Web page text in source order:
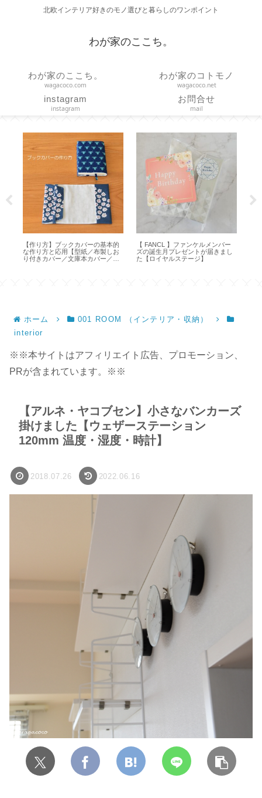
北欧インテリア好きのモノ選びと暮らしのワンポイント
わが家のここち。
わが家のここち。
wagacoco.com
わが家のコトモノ
wagacoco.net
instagram
instagram
お問合せ
mail
【作り方】ブックカバーの基本的
な作り方と応用【型紙／布製しお
り付きカバー／文庫本カバー／ハ
【 FANCL 】ファンケルメンバー
ズの誕生月プレゼントが届きまし
た【ロイヤルステージ】
ホーム
001 ROOM （インテリア・収納）
interior
※※本サイトはアフィリエイト広告、プロモーション、
PRが含まれています。※※
【アルネ・ヤコブセン】小さなバンカーズ
掛けました【ウェザーステーション
120mm 温度・湿度・時計】
2018.07.26 2022.06.16